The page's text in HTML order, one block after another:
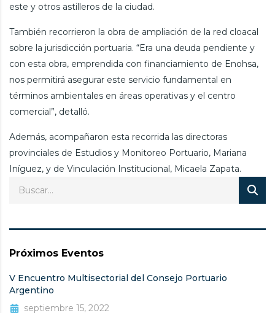
este y otros astilleros de la ciudad.
También recorrieron la obra de ampliación de la red cloacal
sobre la jurisdicción portuaria. “Era una deuda pendiente y
con esta obra, emprendida con financiamiento de Enohsa,
nos permitirá asegurar este servicio fundamental en
términos ambientales en áreas operativas y el centro
comercial”, detalló.
Además, acompañaron esta recorrida las directoras
provinciales de Estudios y Monitoreo Portuario, Mariana
Iníguez, y de Vinculación Institucional, Micaela Zapata.
Próximos Eventos
V Encuentro Multisectorial del Consejo Portuario
Argentino
septiembre 15, 2022